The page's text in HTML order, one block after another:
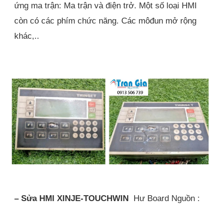
ứng ma trận: Ma trận và điện trở. Một số loại HMI
còn có các phím chức năng. Các môđun mở rộng
khác,..
– Sửa HMI XINJE-TOUCHWIN Hư Board Nguồn :